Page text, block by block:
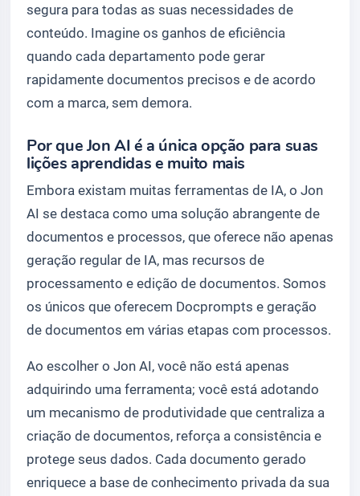
segura para todas as suas necessidades de
conteúdo. Imagine os ganhos de eficiência
quando cada departamento pode gerar
rapidamente documentos precisos e de acordo
com a marca, sem demora.
Por que Jon AI é a única opção para suas
lições aprendidas e muito mais
Embora existam muitas ferramentas de IA, o Jon
AI se destaca como uma solução abrangente de
documentos e processos, que oferece não apenas
geração regular de IA, mas recursos de
processamento e edição de documentos. Somos
os únicos que oferecem Docprompts e geração
de documentos em várias etapas com processos.
Ao escolher o Jon AI, você não está apenas
adquirindo uma ferramenta; você está adotando
um mecanismo de produtividade que centraliza a
criação de documentos, reforça a consistência e
protege seus dados. Cada documento gerado
enriquece a base de conhecimento privada da sua